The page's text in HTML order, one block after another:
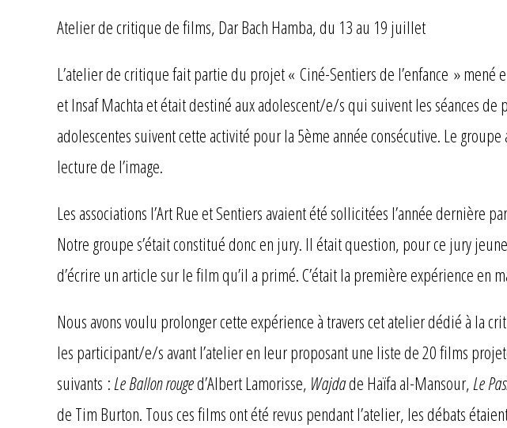
Atelier de critique de films, Dar Bach Hamba, du 13 au 19 juillet
L’atelier de critique fait partie du projet « Ciné-Sentiers de l’enfance » mené
et Insaf Machta et était destiné aux adolescent/e/s qui suivent les séances
adolescentes suivent cette activité pour la 5ème année consécutive. Le
lecture de l’image.
Les associations l’Art Rue et Sentiers avaient été sollicitées l’année
Notre groupe s’était constitué donc en jury. Il était question, pour ce jury
d’écrire un article sur le film qu’il a primé. C’était la première expérience
Nous avons voulu prolonger cette expérience à travers cet atelier dédié à la
les participant/e/s avant l’atelier en leur proposant une liste de 20 films
suivants : Le Ballon rouged’Albert Lamorisse, Wajdade Haïfa al-Mansour, Le
de Tim Burton. Tous ces films ont été revus pendant l’atelier, les débats